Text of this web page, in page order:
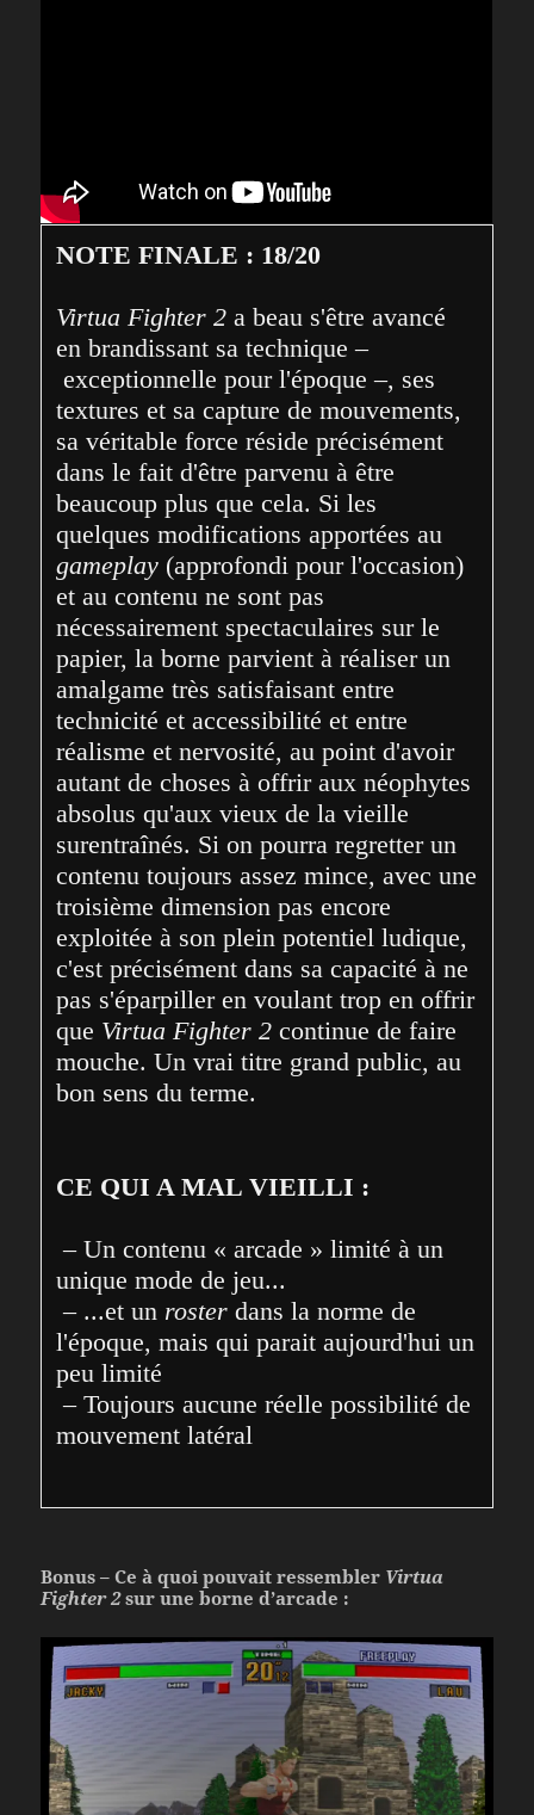
NOTE FINALE : 18/20
Virtua Fighter 2 a beau s'être avancé
en brandissant sa technique –
exceptionnelle pour l'époque –, ses
textures et sa capture de mouvements,
sa véritable force réside précisément
dans le fait d'être parvenu à être
beaucoup plus que cela. Si les
gameplay (approfondi pour l'occasion)
et au contenu ne sont pas
nécessairement spectaculaires sur le
papier, la borne parvient à réaliser un
amalgame très satisfaisant entre
technicité et accessibilité et entre
réalisme et nervosité, au point d'avoir
autant de choses à offrir aux néophytes
absolus qu'aux vieux de la vieille
surentraînés. Si on pourra regretter un
contenu toujours assez mince, avec une
troisième dimension pas encore
exploitée à son plein potentiel ludique,
c'est précisément dans sa capacité à ne
pas s'éparpiller en voulant trop en offrir
que Virtua Fighter 2 continue de faire
mouche. Un vrai titre grand public, au
bon sens du terme.
CE QUI A MAL VIEILLI :
– Un contenu « arcade » limité à un
unique mode de jeu...
– ...et un roster dans la norme de
l'époque, mais qui parait aujourd'hui un
peu limité
– Toujours aucune réelle possibilité de
mouvement latéral
Bonus – Ce à quoi pouvait ressembler Virtua
Fighter 2sur une borne d’arcade :